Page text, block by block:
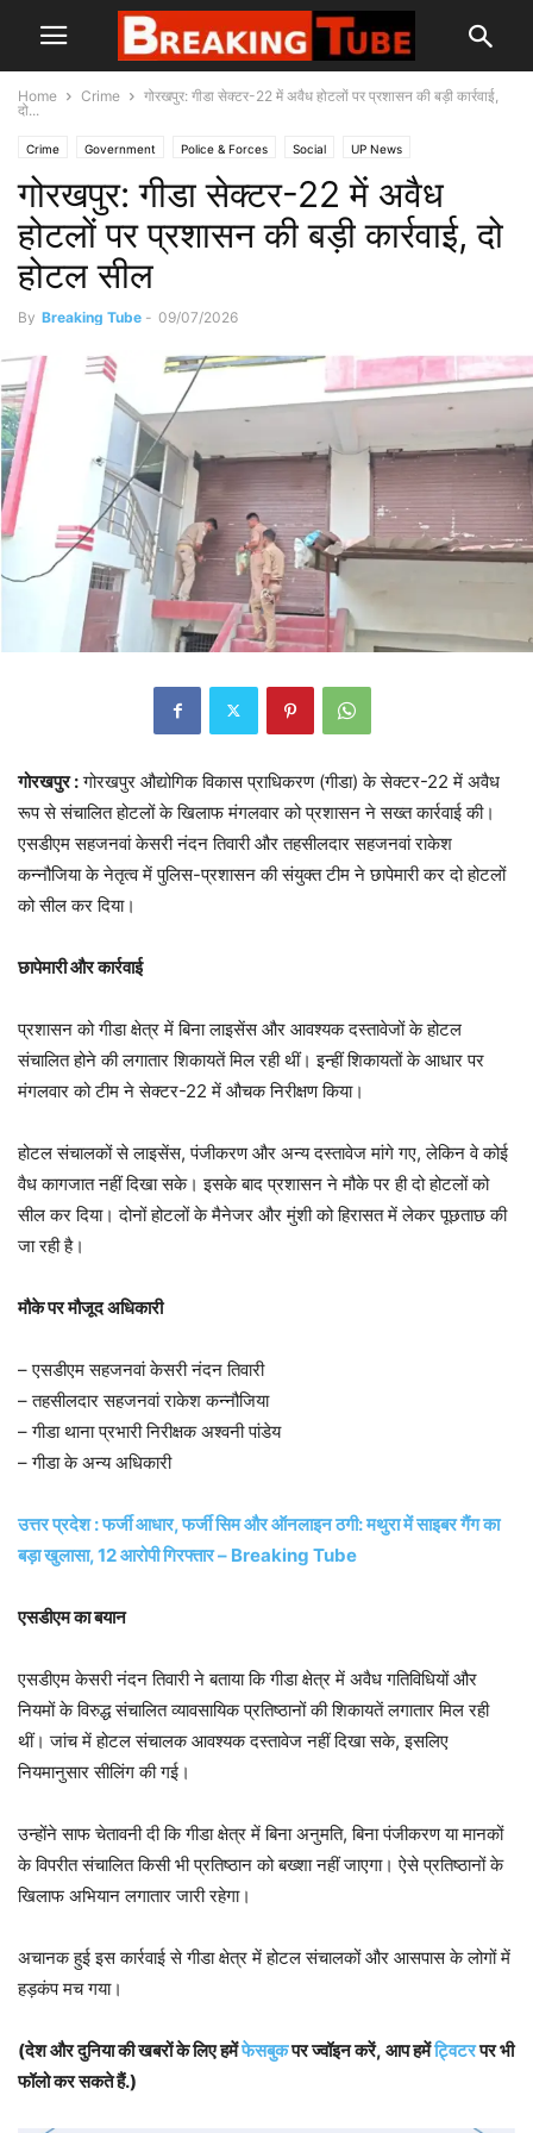
Home Crime
गोरखपुर: गीडा सेक्टर-22 में अवैध होटलों पर प्रशासन की बड़ी कार्रवाई,
दो...
Crime Government Police & Forces Social UP News
गोरखपुर: गीडा सेक्टर-22 में अवैध
होटलों पर प्रशासन की बड़ी कार्रवाई, दो
होटल सील
By Breaking Tube - 09/07/2026
गोरखपुर :गोरखपुर औद्योगिक विकास प्राधिकरण (गीडा) के सेक्टर-22 में अवैध
रूप से संचालित होटलों के खिलाफ मंगलवार को प्रशासन ने सख्त कार्रवाई की।
एसडीएम सहजनवां केसरी नंदन तिवारी और तहसीलदार सहजनवां राकेश
कन्नौजिया के नेतृत्व में पुलिस-प्रशासन की संयुक्त टीम ने छापेमारी कर दो होटलों
को सील कर दिया।
छापेमारी और कार्रवाई
प्रशासन को गीडा क्षेत्र में बिना लाइसेंस और आवश्यक दस्तावेजों के होटल
संचालित होने की लगातार शिकायतें मिल रही थीं। इन्हीं शिकायतों के आधार पर
मंगलवार को टीम ने सेक्टर-22 में औचक निरीक्षण किया।
होटल संचालकों से लाइसेंस, पंजीकरण और अन्य दस्तावेज मांगे गए, लेकिन वे कोई
वैध कागजात नहीं दिखा सके। इसके बाद प्रशासन ने मौके पर ही दो होटलों को
सील कर दिया। दोनों होटलों के मैनेजर और मुंशी को हिरासत में लेकर पूछताछ की
जा रही है।
मौके पर मौजूद अधिकारी
– एसडीएम सहजनवां केसरी नंदन तिवारी
– तहसीलदार सहजनवां राकेश कन्नौजिया
– गीडा थाना प्रभारी निरीक्षक अश्वनी पांडेय
– गीडा के अन्य अधिकारी
उत्तर प्रदेश : फर्जी आधार, फर्जी सिम और ऑनलाइन ठगी: मथुरा में साइबर गैंग का
बड़ा खुलासा, 12 आरोपी गिरफ्तार – Breaking Tube
एसडीएम का बयान
एसडीएम केसरी नंदन तिवारी ने बताया कि गीडा क्षेत्र में अवैध गतिविधियों और
नियमों के विरुद्ध संचालित व्यावसायिक प्रतिष्ठानों की शिकायतें लगातार मिल रही
थीं। जांच में होटल संचालक आवश्यक दस्तावेज नहीं दिखा सके, इसलिए
नियमानुसार सीलिंग की गई।
उन्होंने साफ चेतावनी दी कि गीडा क्षेत्र में बिना अनुमति, बिना पंजीकरण या मानकों
के विपरीत संचालित किसी भी प्रतिष्ठान को बख्शा नहीं जाएगा। ऐसे प्रतिष्ठानों के
खिलाफ अभियान लगातार जारी रहेगा।
अचानक हुई इस कार्रवाई से गीडा क्षेत्र में होटल संचालकों और आसपास के लोगों में
हड़कंप मच गया।
(देश और दुनिया की खबरों के लिए हमेंफेसबुकपर ज्वॉइन करें, आप हमेंट्विटरपर भी
फॉलो कर सकते हैं.)